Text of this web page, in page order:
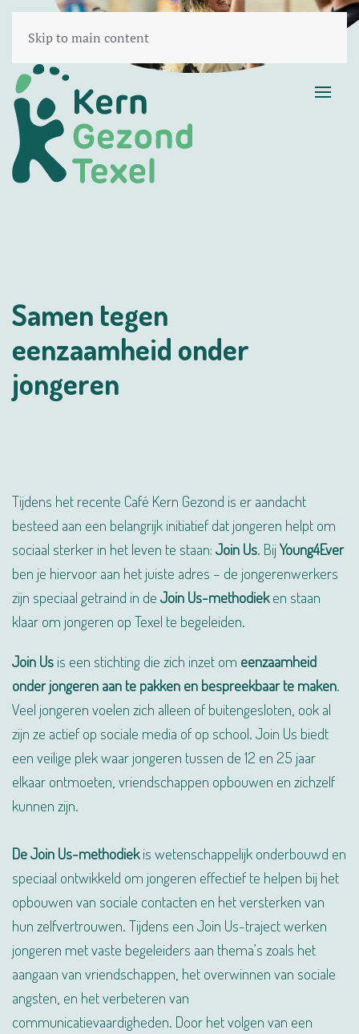
Skip to main content
Samen tegen
eenzaamheid onder
jongeren
Tijdens het recente Café Kern Gezond is er aandacht
besteed aan een belangrijk initiatief dat jongeren helpt om
sociaal sterker in het leven te staan: Join Us. BijYoung4Ever
ben je hiervoor aan het juiste adres – de jongerenwerkers
zijn speciaal getraind in de Join Us-methodieken staan
klaar om jongeren op Texel te begeleiden.
Join Us is een stichting die zich inzet om eenzaamheid
onder jongeren aan te pakken en bespreekbaar te maken.
Veel jongeren voelen zich alleen of buitengesloten, ook al
zijn ze actief op sociale media of op school. Join Us biedt
een veilige plek waar jongeren tussen de 12 en 25 jaar
elkaar ontmoeten, vriendschappen opbouwen en zichzelf
kunnen zijn.
De Join Us-methodiekis wetenschappelijk onderbouwd en
speciaal ontwikkeld om jongeren effectief te helpen bij het
opbouwen van sociale contacten en het versterken van
hun zelfvertrouwen. Tijdens een Join Us-traject werken
jongeren met vaste begeleiders aan thema’s zoals het
aangaan van vriendschappen, het overwinnen van sociale
angsten, en het verbeteren van
communicatievaardigheden. Door het volgen van een